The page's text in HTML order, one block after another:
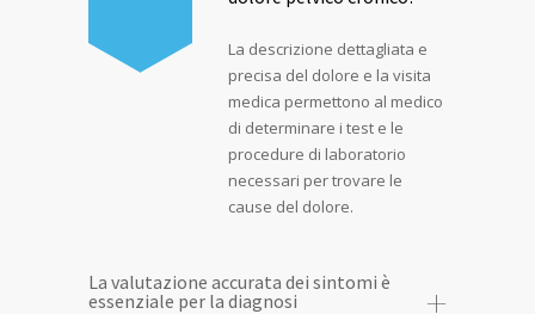
La descrizione dettagliata e
precisa del dolore e la visita
medica permettono al medico
di determinare i test e le
procedure di laboratorio
necessari per trovare le
cause del dolore.
La valutazione accurata dei sintomi è
essenziale per la diagnosi